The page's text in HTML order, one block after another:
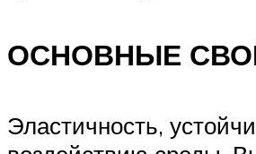
ОСНОВНЫЕ
Эластичность,